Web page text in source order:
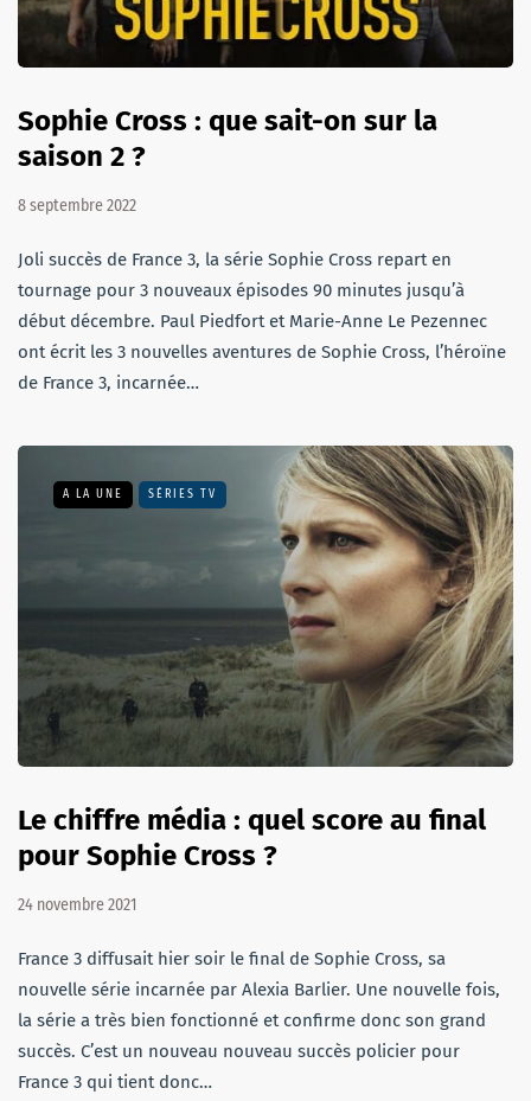
Sophie Cross : que sait-on sur la
saison 2 ?
8 septembre 2022
Joli succès de France 3, la série Sophie Cross repart en
tournage pour 3 nouveaux épisodes 90 minutes jusqu’à
début décembre. Paul Piedfort et Marie-Anne Le Pezennec
ont écrit les 3 nouvelles aventures de Sophie Cross, l’héroïne
de France 3, incarnée…
A LA UNE SÉRIES TV
Le chiffre média : quel score au final
pour Sophie Cross ?
24 novembre 2021
France 3 diffusait hier soir le final de Sophie Cross, sa
nouvelle série incarnée par Alexia Barlier. Une nouvelle fois,
la série a très bien fonctionné et confirme donc son grand
succès. C’est un nouveau nouveau succès policier pour
France 3 qui tient donc…